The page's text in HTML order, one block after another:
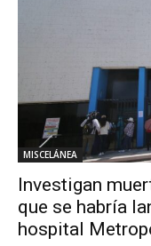
MISCELÁNEA
Investigan
que se habría
hospital